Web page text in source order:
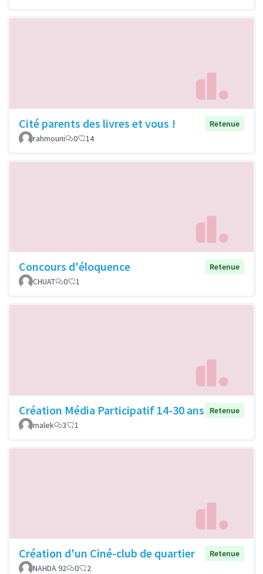
Cité parents des livres et vous !
Retenue
rahmouni
0 14
Concours d'éloquence
Retenue
CHUAT
0 1
Création Média Participatif 14-30 ans
Retenue
malek
3 1
Création d'un Ciné-club de quartier
Retenue
NAHDA 92
0 2